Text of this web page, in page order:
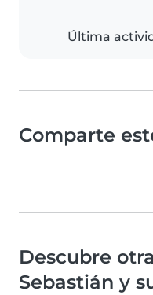
Última
Comparte
Descubre
Sebastián y